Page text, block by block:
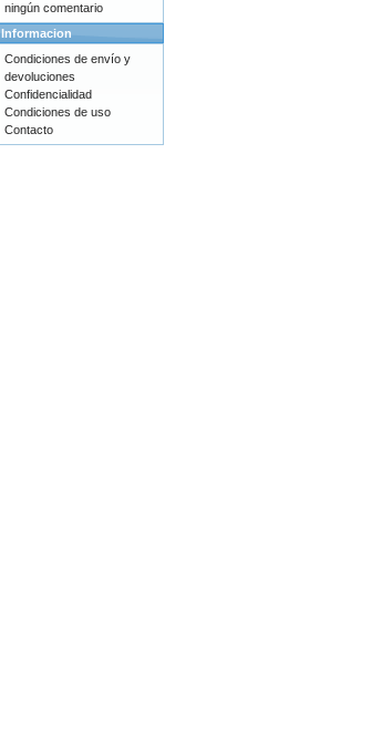
ningún comentario
Informacion
Condiciones de envío y
devoluciones
Confidencialidad
Condiciones de uso
Contacto